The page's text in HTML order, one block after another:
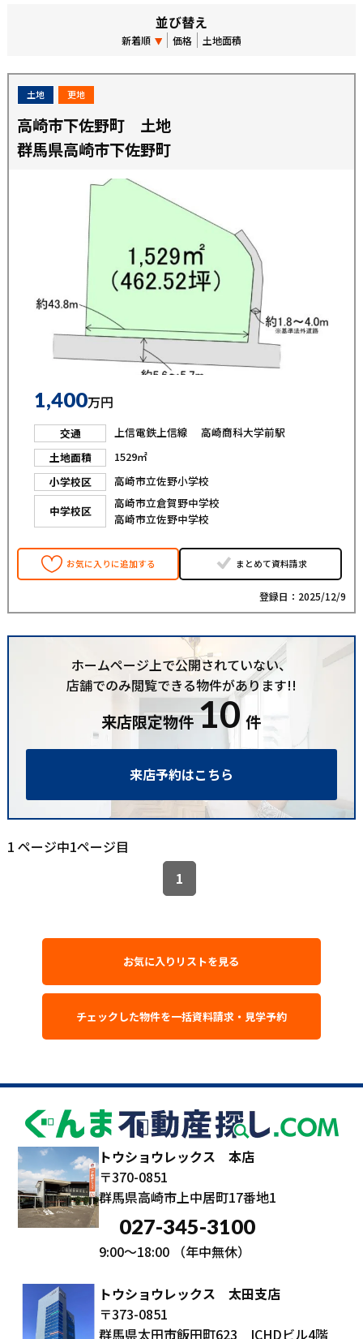
並び替え
新着順 価格 土地面積
土地 更地
高崎市下佐野町 土地
群馬県高崎市下佐野町
1,400万円
交通
上信電鉄上信線 高崎商科大学前駅
土地面積
1529㎡
小学校区
高崎市立佐野小学校
中学校区
高崎市立倉賀野中学校
高崎市立佐野中学校
お気に入りに追加する まとめて資料請求
登録日：2025/12/9
ホームページ上で公開されていない、
店舗でのみ閲覧できる物件があります!!
来店限定物件10件
来店予約はこちら
1 ページ中1ページ目
1
お気に入りリストを見る
トウショウレックス 本店
〒370-0851
群馬県高崎市上中居町17番地1
027-345-3100
9:00～18:00 （年中無休）
トウショウレックス 太田支店
〒373-0851
群馬県太田市飯田町623 ICHDビル4階